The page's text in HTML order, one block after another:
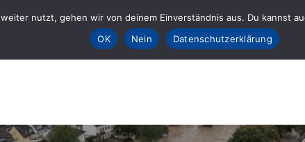
nutzt, gehen wir von deinem Einverständnis aus. Du kannst
OK
Nein Datenschutzerklärung